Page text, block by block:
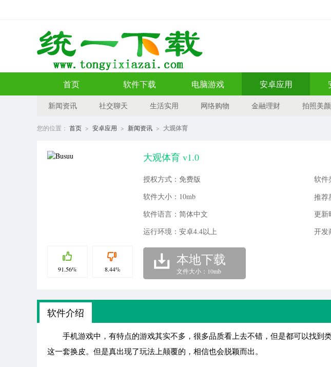
首页 软件下载 电脑游戏 安卓应用
新闻资讯 社交聊天 生活实用 网络购物 金融理财 拍照美颜
您的位置： 首页 > 安卓应用 > 新闻资讯 > 大观体育
91.56% 8.44%
大观体育 v1.0
授权方式：免费版
软件
软件大小：10mb
推荐
软件语言：简体中文
更新
运行环境：安卓4.4以上
开发
本地下载
文件大小：10mb
软件介绍
手机游戏中，有特点的游戏其实不多，很多品质看上去不错，但是都可以找到
这一套换皮。但是真出现了玩法上颠覆的，相信也会脱颖而出。